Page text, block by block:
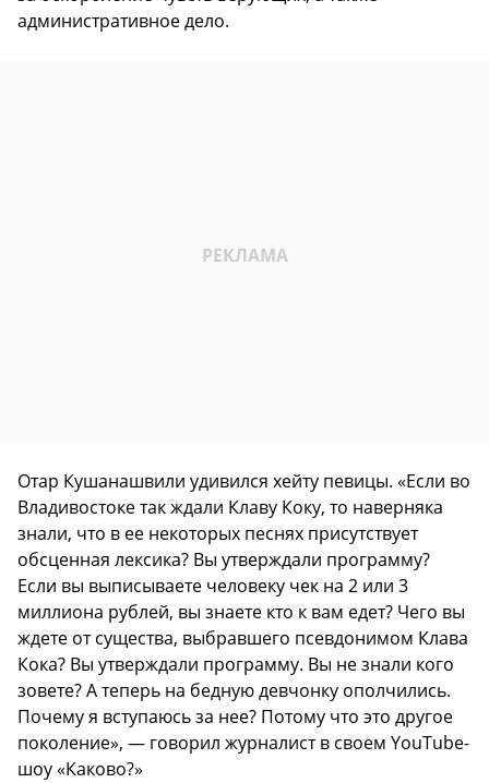
административное дело.
Отар Кушанашвили удивился хейту певицы. «Если во
Владивостоке так ждали Клаву Коку, то наверняка
знали, что в ее некоторых песнях присутствует
обсценная лексика? Вы утверждали программу?
Если вы выписываете человеку чек на 2 или 3
миллиона рублей, вы знаете кто к вам едет? Чего вы
ждете от существа, выбравшего псевдонимом Клава
Кока? Вы утверждали программу. Вы не знали кого
зовете? А теперь на бедную девчонку ополчились.
Почему я вступаюсь за нее? Потому что это другое
поколение», — говорил журналист в своем YouTube-
шоу «Каково?»